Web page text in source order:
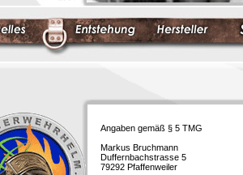
Angaben gemäß § 5 TMG
Markus Bruchmann
Duffernbachstrasse 5
79292 Pfaffenweiler